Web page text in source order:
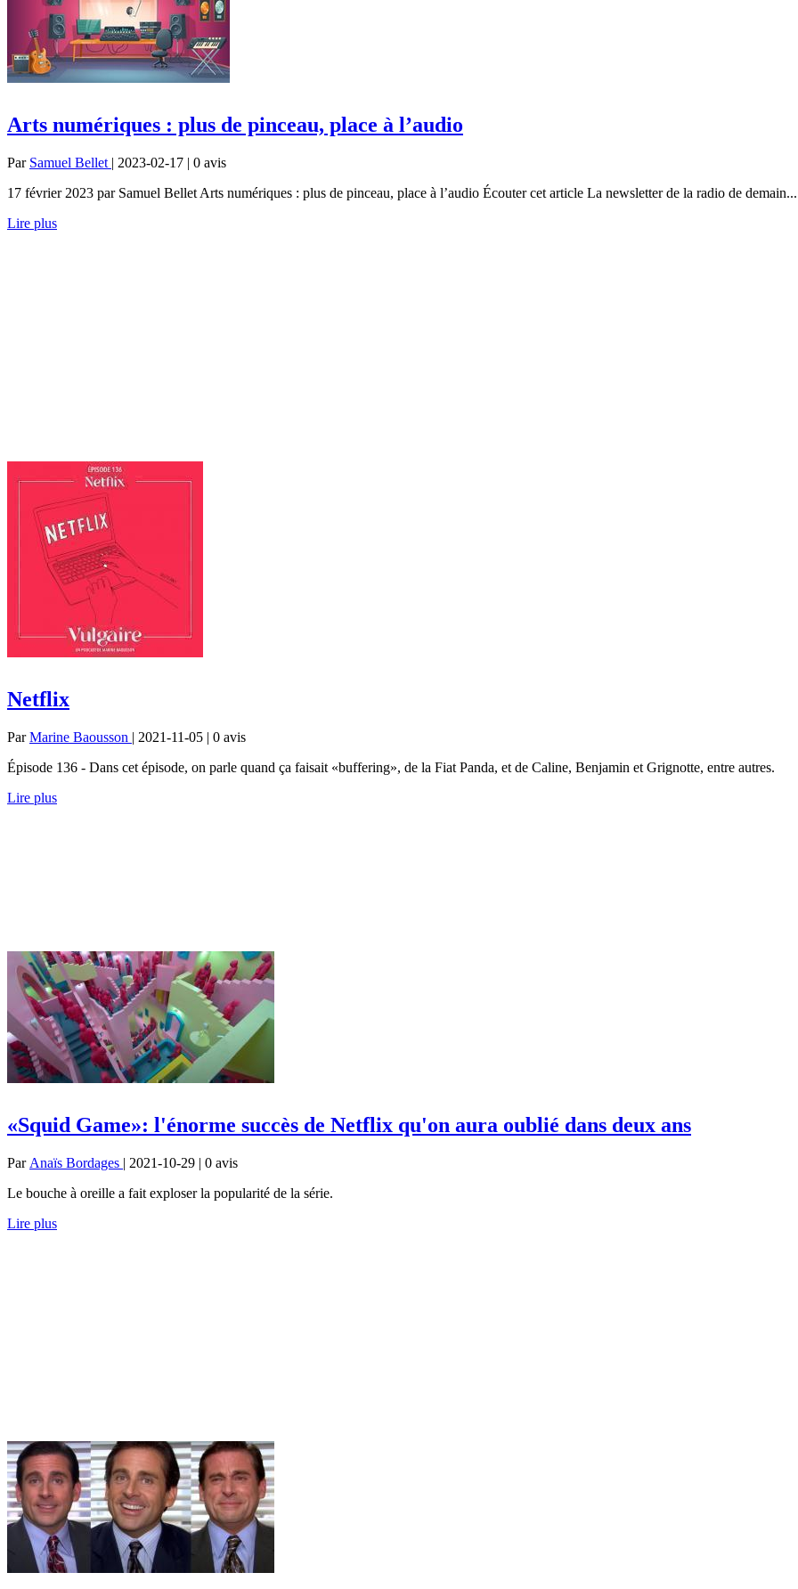
Arts numériques : plus de pinceau, place à l’audio
Par Samuel Bellet | 2023-02-17 | 0 avis
17 février 2023 par Samuel Bellet Arts numériques : plus de pinceau, place à l’audio Écouter cet article La newsletter de la radio de demain...
Lire plus
Netflix
ParMarine Baousson | 2021-11-05 | 0 avis
Épisode 136 - Dans cet épisode, on parle quand ça faisait «buffering», de la Fiat Panda, et de Caline, Benjamin et Grignotte, entre autres.
Lire plus
«Squid Game»: l'énorme succès de Netflix qu'on aura oublié dans deux ans
Par Anaïs Bordages | 2021-10-29 | 0 avis
Le bouche à oreille a fait exploser la popularité de la série.
Lire plus